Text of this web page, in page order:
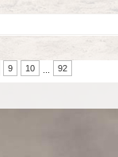
9 10 92